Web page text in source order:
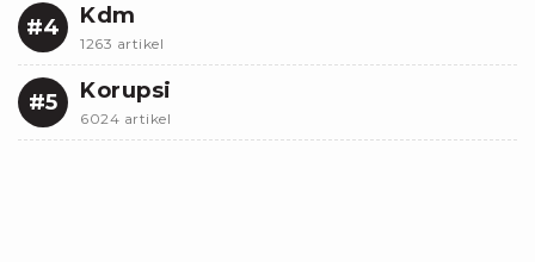
#4 Kdm
1263 artikel
#5 Korupsi
6024 artikel